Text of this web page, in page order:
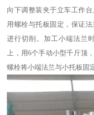
向下调整装夹于立车工作
用螺栓与托板固定，保证
进行切削。加工小端法兰
上，用6个手动小型千斤顶
螺栓将小端法兰与小托板固